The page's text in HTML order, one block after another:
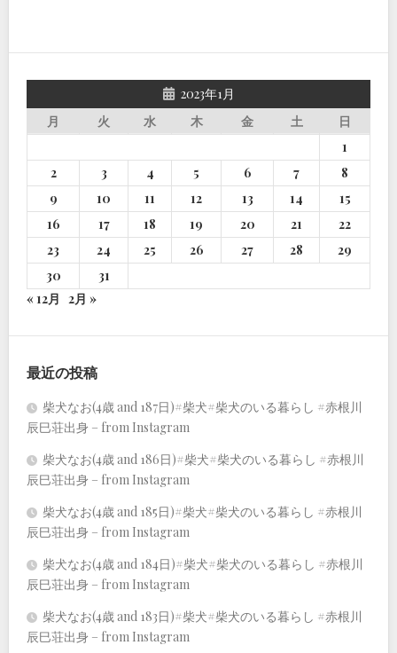
2023年1月
月
火 水 木 金 土
日
1
2
3 4 5 6 7
8
9
10 11 12 13 14
15
16
17 18 19 20 21
22
23
24 25 26 27 28
29
30
31
« 12月 2月 »
最近の投稿
柴犬なお(4歳 and 187日)#柴犬#柴犬のいる暮らし #赤根川
辰巳荘出身 – from Instagram
柴犬なお(4歳 and 186日)#柴犬#柴犬のいる暮らし #赤根川
辰巳荘出身 – from Instagram
柴犬なお(4歳 and 185日)#柴犬#柴犬のいる暮らし #赤根川
辰巳荘出身 – from Instagram
柴犬なお(4歳 and 184日)#柴犬#柴犬のいる暮らし #赤根川
辰巳荘出身 – from Instagram
柴犬なお(4歳 and 183日)#柴犬#柴犬のいる暮らし #赤根川
辰巳荘出身 – from Instagram